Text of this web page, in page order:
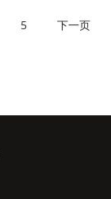
5
下一页